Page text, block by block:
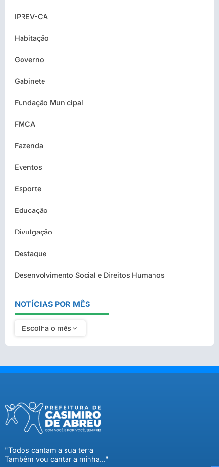
IPREV-CA
Habitação
Governo
Gabinete
Fundação Municipal
FMCA
Fazenda
Eventos
Esporte
Educação
Divulgação
Destaque
Desenvolvimento Social e Direitos Humanos
NOTÍCIAS POR MÊS
Escolha o mês
"Todos cantam a sua terra
Também vou cantar a minha..."